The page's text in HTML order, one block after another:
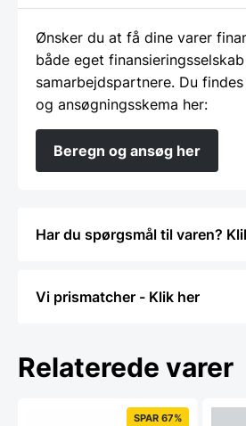
Ønsker du at få dine varer
både eget
samarbejdspartnere. Du
og ansøgningsskema her:
Beregn og ansøg her
Har du spørgsmål til varen?
Vi prismatcher - Klik her
Relaterede varer
SPAR 67%